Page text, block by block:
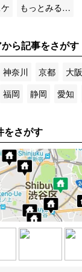
もっとみる…
ら記事をさがす
神奈川 京都 大阪
福岡 静岡 愛知
をさがす